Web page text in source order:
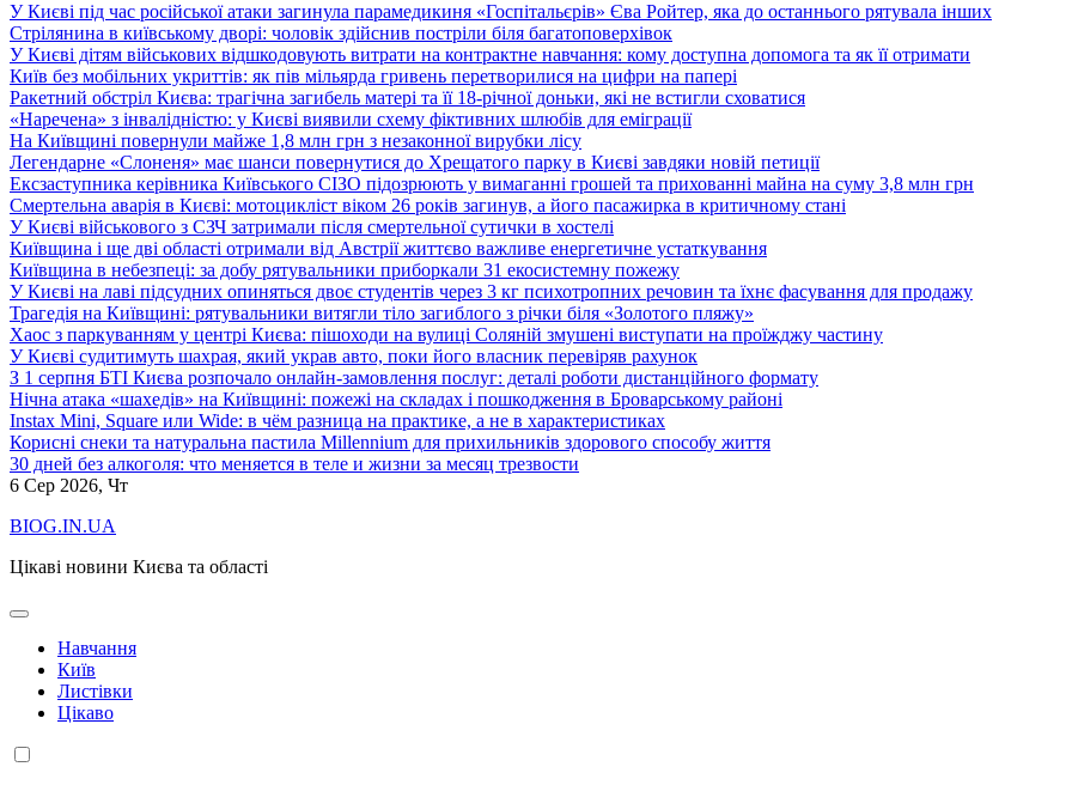
У Києві під час російської атаки загинула парамедикиня «Госпітальєрів» Єва Ройтер, яка до останнього рятувала інших
Стрілянина в київському дворі: чоловік здійснив постріли біля багатоповерхівок
У Києві дітям військових відшкодовують витрати на контрактне навчання: кому доступна допомога та як її отримати
Київ без мобільних укриттів: як пів мільярда гривень перетворилися на цифри на папері
Ракетний обстріл Києва: трагічна загибель матері та її 18-річної доньки, які не встигли сховатися
«Наречена» з інвалідністю: у Києві виявили схему фіктивних шлюбів для еміграції
На Київщині повернули майже 1,8 млн грн з незаконної вирубки лісу
Легендарне «Слоненя» має шанси повернутися до Хрещатого парку в Києві завдяки новій петиції
Ексзаступника керівника Київського СІЗО підозрюють у вимаганні грошей та прихованні майна на суму 3,8 млн грн
Смертельна аварія в Києві: мотоцикліст віком 26 років загинув, а його пасажирка в критичному стані
У Києві військового з СЗЧ затримали після смертельної сутички в хостелі
Київщина і ще дві області отримали від Австрії життєво важливе енергетичне устаткування
Київщина в небезпеці: за добу рятувальники приборкали 31 екосистемну пожежу
У Києві на лаві підсудних опиняться двоє студентів через 3 кг психотропних речовин та їхнє фасування для продажу
Трагедія на Київщині: рятувальники витягли тіло загиблого з річки біля «Золотого пляжу»
Хаос з паркуванням у центрі Києва: пішоходи на вулиці Соляній змушені виступати на проїжджу частину
У Києві судитимуть шахрая, який украв авто, поки його власник перевіряв рахунок
З 1 серпня БТІ Києва розпочало онлайн-замовлення послуг: деталі роботи дистанційного формату
Нічна атака «шахедів» на Київщині: пожежі на складах і пошкодження в Броварському районі
Instax Mini, Square или Wide: в чём разница на практике, а не в характеристиках
Корисні снеки та натуральна пастила Millennium для прихильників здорового способу життя
30 дней без алкоголя: что меняется в теле и жизни за месяц трезвости
6 Сер 2026, Чт
BIOG.IN.UA
Цікаві новини Києва та області
Навчання
Київ
Листівки
Цікаво